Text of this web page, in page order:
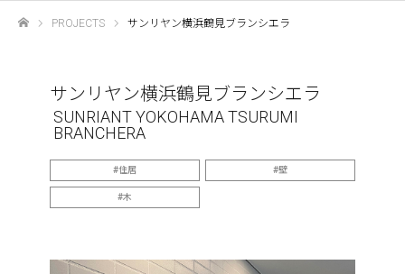
PROJECTS サンリヤン横浜鶴見ブランシエラ
サンリヤン横浜鶴見ブランシエラ
SUNRIANT YOKOHAMA TSURUMI
BRANCHERA
住居 壁
木